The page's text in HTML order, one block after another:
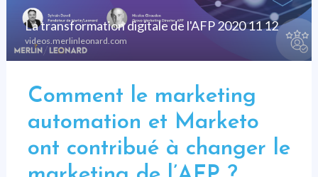
Comment le marketing
automation et Marketo
ont contribué à changer le